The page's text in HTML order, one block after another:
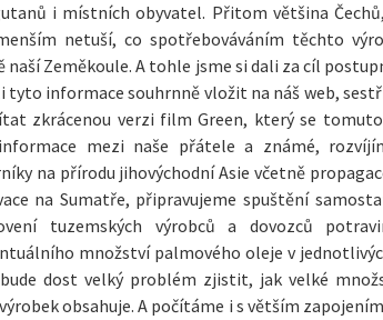
i místních obyvatel. Přitom většina
netuší, co spotřebováváním těchto
naší Zeměkoule. A tohle jsme si dali za cíl
tyto informace souhrnně vložit na náš web,
zkrácenou verzi film Green, který se
mezi naše přátele a známé,
na přírodu jihovýchodní Asie včetně
na Sumatře, připravujeme spuštění
tuzemských výrobců a dovozců
množství palmového oleje v
dost velký problém zjistit, jak velké
obsahuje. A počítáme i s větším